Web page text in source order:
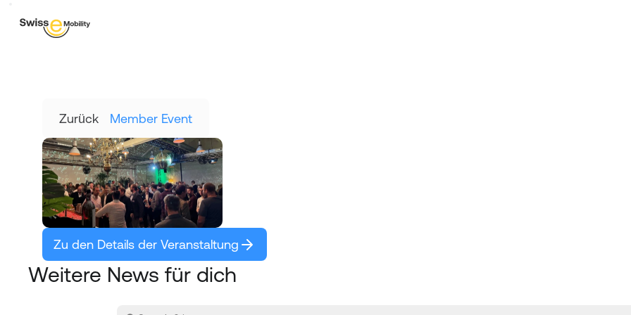
Zurück Member Event
Zu den Details der Veranstaltung
Weitere News für dich